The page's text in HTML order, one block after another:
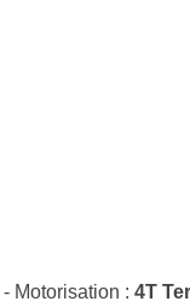
- Motorisation : 4T